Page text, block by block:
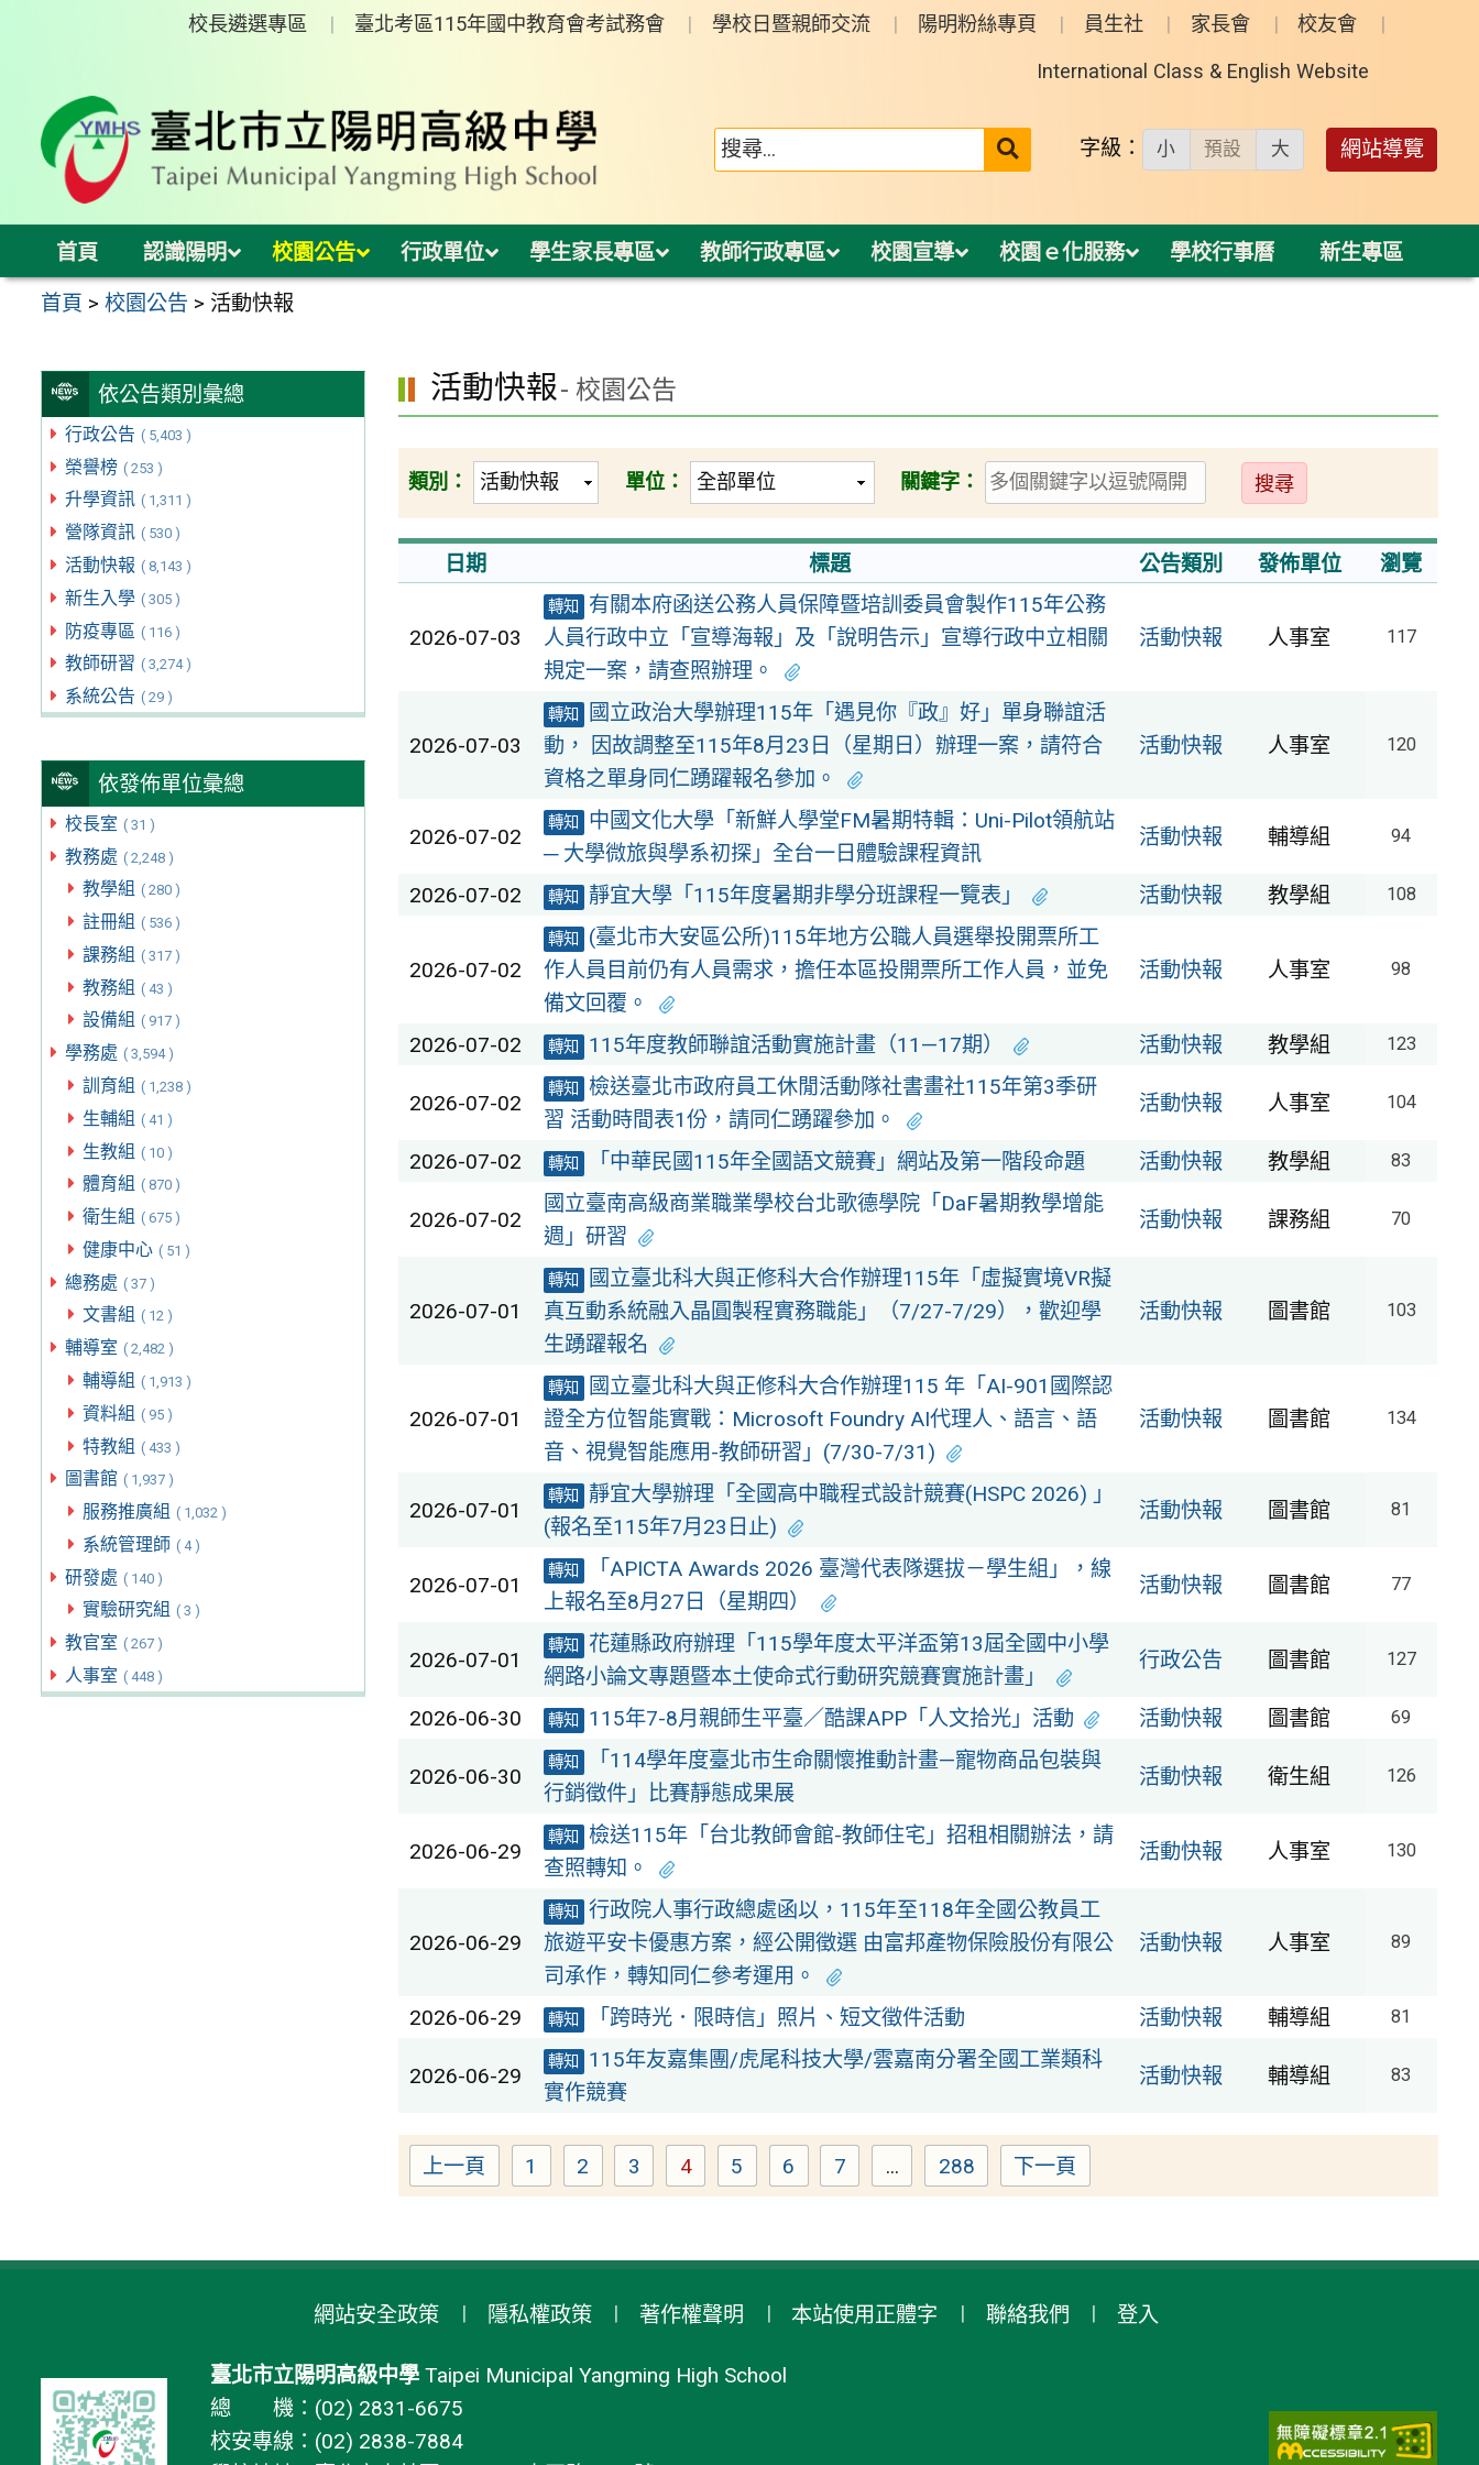
校長遴選專區 臺北考區115年國中教育會考試務會 學校日暨親師交流 陽明粉絲專頁 員生社 家長會 校友會
International Class & English Website
送出 字級： 小 預設 大 網站導覽
首頁 認識陽明 校園公告 行政單位 學生家長專區 教師行政專區 校園宣導 校園ｅ化服務 學校行事曆 新生專區
首頁 >校園公告 > 活動快報
依公告類別彙總
行政公告 ( 5,403 )
榮譽榜 ( 253 )
升學資訊 ( 1,311 )
營隊資訊 ( 530 )
活動快報 ( 8,143 )
新生入學 ( 305 )
防疫專區 ( 116 )
教師研習 ( 3,274 )
系統公告 ( 29 )
依發佈單位彙總
校長室 ( 31 )
教務處 ( 2,248 )
教學組 ( 280 )
註冊組 ( 536 )
課務組 ( 317 )
教務組 ( 43 )
設備組 ( 917 )
學務處 ( 3,594 )
訓育組 ( 1,238 )
生輔組 ( 41 )
生教組 ( 10 )
體育組 ( 870 )
衛生組 ( 675 )
健康中心 ( 51 )
總務處 ( 37 )
文書組 ( 12 )
輔導室 ( 2,482 )
輔導組 ( 1,913 )
資料組 ( 95 )
特教組 ( 433 )
圖書館 ( 1,937 )
服務推廣組 ( 1,032 )
系統管理師 ( 4 )
研發處 ( 140 )
實驗研究組 ( 3 )
教官室 ( 267 )
人事室 ( 448 )
活動快報- 校園公告
類別： 單位： 關鍵字：
送
出
日期 標題 公告類別 發佈單位 瀏覽
2026-07-03
轉知
有關本府函送公務人員保障暨培訓委員會製作115年公務
人員行政中立「宣導海報」及「說明告示」宣導行政中立相關
規定一案，請查照辦理。
活動快報 人事室 117
2026-07-03
轉知
國立政治大學辦理115年「遇見你『政』好」單身聯誼活
動， 因故調整至115年8月23日（星期日）辦理一案，請符合
資格之單身同仁踴躍報名參加。
活動快報 人事室 120
2026-07-02
轉知
中國文化大學「新鮮人學堂FM暑期特輯：Uni-Pilot領航站
─ 大學微旅與學系初探」全台一日體驗課程資訊
活動快報 輔導組 94
2026-07-02 轉知 靜宜大學「115年度暑期非學分班課程一覽表」 活動快報 教學組 108
2026-07-02
轉知
(臺北市大安區公所)115年地方公職人員選舉投開票所工
作人員目前仍有人員需求，擔任本區投開票所工作人員，並免
備文回覆。
活動快報 人事室 98
2026-07-02 轉知 115年度教師聯誼活動實施計畫（11—17期） 活動快報 教學組 123
2026-07-02
轉知
檢送臺北市政府員工休閒活動隊社書畫社115年第3季研
習 活動時間表1份，請同仁踴躍參加。
活動快報 人事室 104
2026-07-02 轉知 「中華民國115年全國語文競賽」網站及第一階段命題 活動快報 教學組 83
2026-07-02
國立臺南高級商業職業學校台北歌德學院「DaF暑期教學增能
週」研習
活動快報 課務組 70
2026-07-01
轉知
國立臺北科大與正修科大合作辦理115年「虛擬實境VR擬
真互動系統融入晶圓製程實務職能」（7/27-7/29），歡迎學
生踴躍報名
活動快報 圖書館 103
2026-07-01
轉知
國立臺北科大與正修科大合作辦理115 年「AI-901國際認
證全方位智能實戰：Microsoft Foundry AI代理人、語言、語
音、視覺智能應用-教師研習」(7/30-7/31)
活動快報 圖書館 134
2026-07-01
轉知
靜宜大學辦理「全國高中職程式設計競賽(HSPC 2026) 」
(報名至115年7月23日止)
活動快報 圖書館 81
2026-07-01
轉知
「APICTA Awards 2026 臺灣代表隊選拔－學生組」，線
上報名至8月27日（星期四）
活動快報 圖書館 77
2026-07-01
轉知
花蓮縣政府辦理「115學年度太平洋盃第13屆全國中小學
網路小論文專題暨本土使命式行動研究競賽實施計畫」
行政公告 圖書館 127
2026-06-30 轉知 115年7-8月親師生平臺／酷課APP「人文拾光」活動 活動快報 圖書館 69
2026-06-30
轉知
「114學年度臺北市生命關懷推動計畫—寵物商品包裝與
行銷徵件」比賽靜態成果展
活動快報 衛生組 126
2026-06-29
轉知
檢送115年「台北教師會館-教師住宅」招租相關辦法，請
查照轉知。
活動快報 人事室 130
2026-06-29
轉知
行政院人事行政總處函以，115年至118年全國公教員工
旅遊平安卡優惠方案，經公開徵選 由富邦產物保險股份有限公
司承作，轉知同仁參考運用。
活動快報 人事室 89
2026-06-29 轉知 「跨時光．限時信」照片、短文徵件活動 活動快報 輔導組 81
2026-06-29
轉知
115年友嘉集團/虎尾科技大學/雲嘉南分署全國工業類科
實作競賽
活動快報 輔導組 83
上一頁 Page
1 Page
2 Page
3 Page
4 Page
5 Page
6 Page
7 ... Page
288 下一頁
網站安全政策 隱私權政策 著作權聲明 本站使用正體字 聯絡我們 登入
臺北市立陽明高級中學Taipei Municipal Yangming High School
總 機：(02) 2831-6675
校安專線：(02) 2838-7884